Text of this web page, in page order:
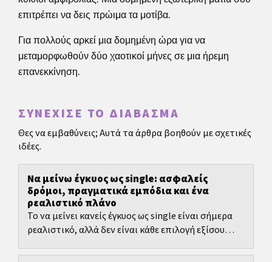
επιτρέπει να δεις πρώιμα τα μοτίβα.
Για πολλούς αρκεί μια δομημένη ώρα για να
μεταμορφωθούν δύο χαοτικοί μήνες σε μια ήρεμη
επανεκκίνηση.
ΣΥΝΈΧΙΣΕ ΤΟ ΔΙΆΒΑΣΜΑ
Θες να εμβαθύνεις; Αυτά τα άρθρα βοηθούν με σχετικές
ιδέες.
Να μείνω έγκυος ως single: ασφαλείς
δρόμοι, πραγματικά εμπόδια και ένα
ρεαλιστικό πλάνο
Το να μείνει κανείς έγκυος ως single είναι σήμερα
ρεαλιστικό, αλλά δεν είναι κάθε επιλογή εξίσου